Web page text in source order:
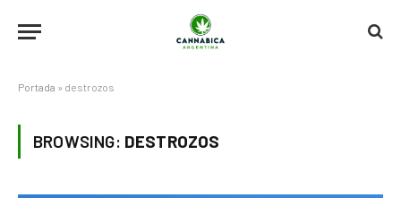
Portada » destrozos
BROWSING: DESTROZOS